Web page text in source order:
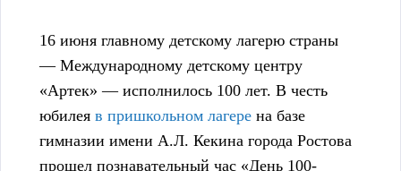
16 июня главному детскому лагерю страны
— Международному детскому центру
«Артек» — исполнилось 100 лет. В честь
юбилея в пришкольном лагере на базе
гимназии имени А.Л. Кекина города Ростова
прошел познавательный час «День 100-